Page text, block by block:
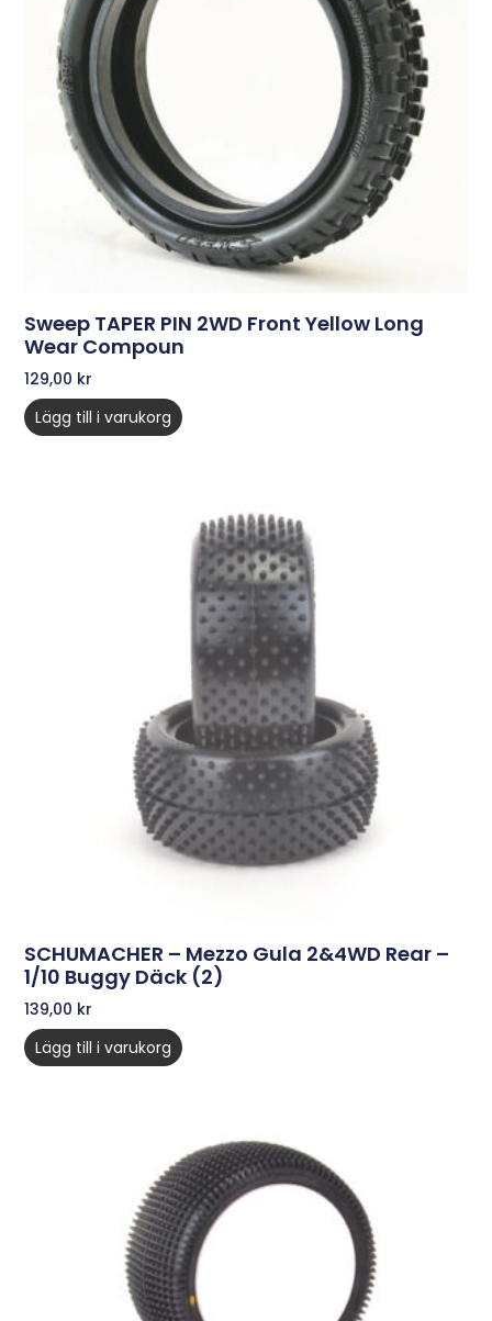
Sweep TAPER PIN 2WD Front Yellow Long
Wear Compoun
129,00 kr
Lägg till i varukorg
SCHUMACHER – Mezzo Gula 2&4WD Rear –
1/10 Buggy Däck (2)
139,00 kr
Lägg till i varukorg